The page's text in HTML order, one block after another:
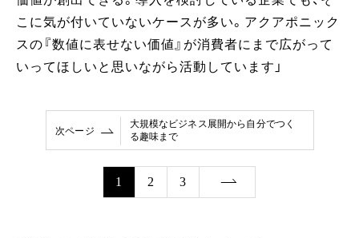
こに気が付いていないケースが多い。アクアポニック
スの『数値に表せない価値』が消費者にまで広がって
いってほしいと思いながら活動しています」
次ページ
大規模なビジネス展開から自分でつく
る趣味まで
1 2 3